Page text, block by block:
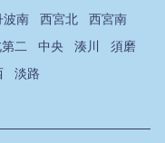
波南 西宮北
西宮南
二 中央 湊川
須磨
淡路